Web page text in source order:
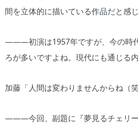
間を立体的に描いている作品だと感じ
―――初演は1957年ですが、今の時
ろが多いですよね。現代にも通じる内
加藤「人間は変わりませんからね（笑
―――今回、副題に『夢見るチェリー